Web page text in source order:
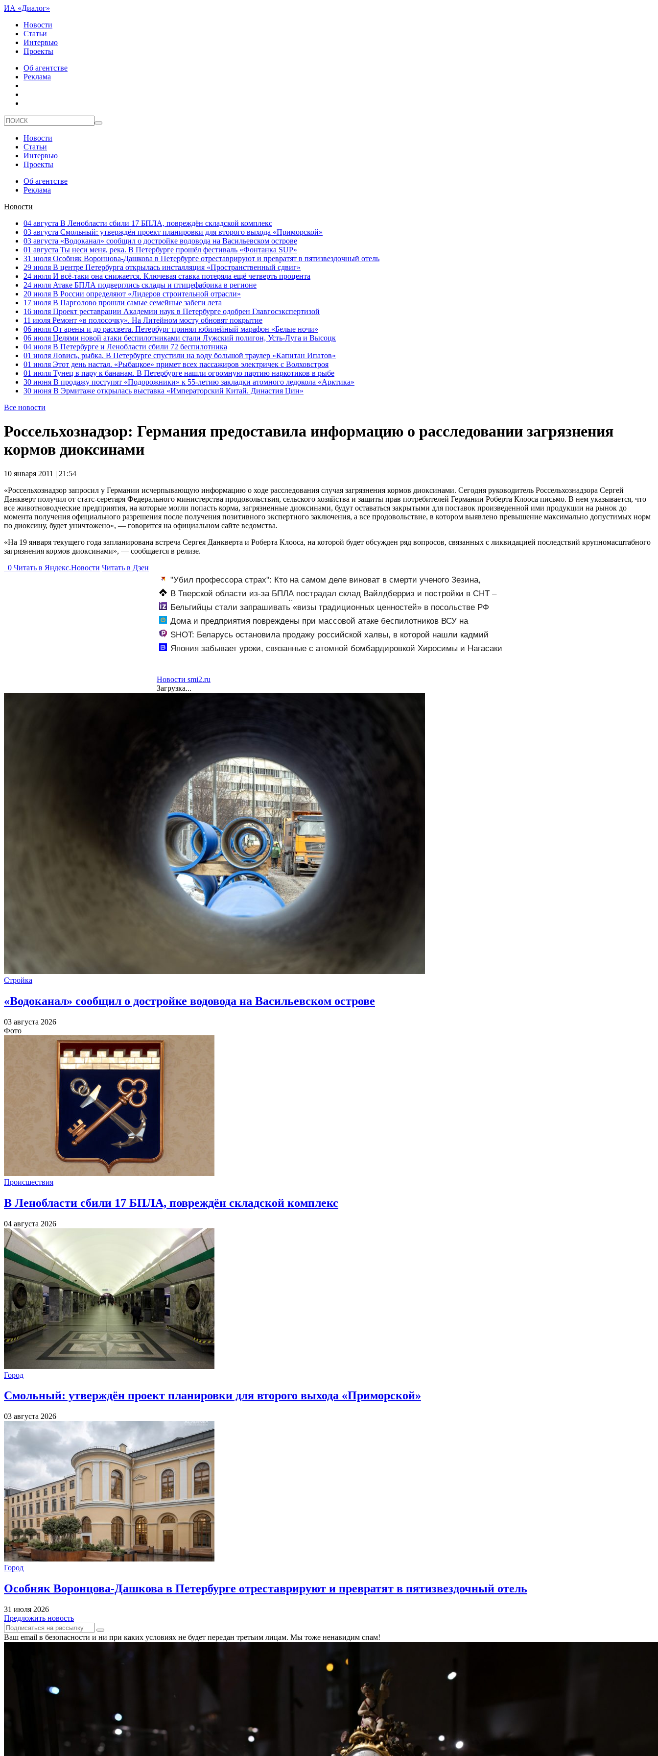
ИА «Диалог»
Новости
Статьи
Интервью
Проекты
Об агентстве
Реклама
Новости
Статьи
Интервью
Проекты
Об агентстве
Реклама
Новости
04 августа В Ленобласти сбили 17 БПЛА, повреждён складской комплекс
03 августа Смольный: утверждён проект планировки для второго выхода «Приморской»
03 августа «Водоканал» сообщил о достройке водовода на Васильевском острове
01 августа Ты неси меня, река. В Петербурге прошёл фестиваль «Фонтанка SUP»
31 июля Особняк Воронцова-Дашкова в Петербурге отреставрируют и превратят в пятизвездочный отель
29 июля В центре Петербурга открылась инсталляция «Пространственный сдвиг»
24 июля И всё-таки она снижается. Ключевая ставка потеряла ещё четверть процента
24 июля Атаке БПЛА подверглись склады и птицефабрика в регионе
20 июля В России определяют «Лидеров строительной отрасли»
17 июля В Парголово прошли самые семейные забеги лета
16 июля Проект реставрации Академии наук в Петербурге одобрен Главгосэкспертизой
11 июля Ремонт «в полосочку». На Литейном мосту обновят покрытие
06 июля От арены и до рассвета. Петербург принял юбилейный марафон «Белые ночи»
06 июля Целями новой атаки беспилотниками стали Лужский полигон, Усть-Луга и Высоцк
04 июля В Петербурге и Ленобласти сбили 72 беспилотника
01 июля Ловись, рыбка. В Петербурге спустили на воду большой траулер «Капитан Ипатов»
01 июля Этот день настал. «Рыбацкое» примет всех пассажиров электричек с Волховстроя
01 июля Тунец в пару к бананам. В Петербурге нашли огромную партию наркотиков в рыбе
30 июня В продажу поступят «Подорожники» к 55-летию закладки атомного ледокола «Арктика»
30 июня В Эрмитаже открылась выставка «Императорский Китай. Династия Цин»
Все новости
Россельхознадзор: Германия предоставила информацию о расследовании загрязнения
кормов диоксинами
10 января 2011 | 21:54
«Россельхознадзор запросил у Германии исчерпывающую информацию о ходе расследования случая загрязнения кормов диоксинами. Сегодня руководитель Россельхознадзора Сергей
Данкверт получил от статс-серетаря Федерального министерства продовольствия, сельского хозяйства и защиты прав потребителей Германии Роберта Клооса письмо. В нем указывается, что
все животноводческие предприятия, на которые могли попасть корма, загрязненные диоксинами, будут оставаться закрытыми для поставок произведенной ими продукции на рынок до
момента получения официального разрешения после получения позитивного экспертного заключения, а все продовольствие, в котором выявлено превышение максимально допустимых норм
по диоксину, будет уничтожено», — говорится на официальном сайте ведомства.
«На 19 января текущего года запланирована встреча Сергея Данкверта и Роберта Клооса, на которой будет обсужден ряд вопросов, связанных с ликвидацией последствий крупномасштабного
загрязнения кормов диоксинами», — сообщается в релизе.
0 Читать в Яндекс.Новости Читать в Дзен
"Убил профессора страх": Кто на самом деле виноват в смерти ученого Зезина,
остановившего мальчишек на поле с горохом
В Тверской области из-за БПЛА пострадал склад Вайлдберриз и постройки в СНТ –
Новости Твери и городов Тверской области сегодня - Afanasy.biz – Тверские новости.
Новости
Бельгийцы стали запрашивать «визы традиционных ценностей» в посольстве РФ
Дома и предприятия повреждены при массовой атаке беспилотников ВСУ на
Воронежскую область
SHOT: Беларусь остановила продажу российской халвы, в которой нашли кадмий
Япония забывает уроки, связанные с атомной бомбардировкой Хиросимы и Нагасаки
Новости smi2.ru
Загрузка...
Стройка
«Водоканал» сообщил о достройке водовода на Васильевском острове
03 августа 2026
Фото
Происшествия
В Ленобласти сбили 17 БПЛА, повреждён складской комплекс
04 августа 2026
Город
Смольный: утверждён проект планировки для второго выхода «Приморской»
03 августа 2026
Город
Особняк Воронцова-Дашкова в Петербурге отреставрируют и превратят в пятизвездочный отель
31 июля 2026
Предложить новость
Ваш email в безопасности и ни при каких условиях не будет передан третьим лицам. Мы тоже ненавидим спам!